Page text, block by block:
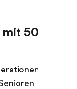
mit 50